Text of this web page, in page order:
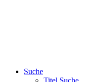
Suche
Titel Suche